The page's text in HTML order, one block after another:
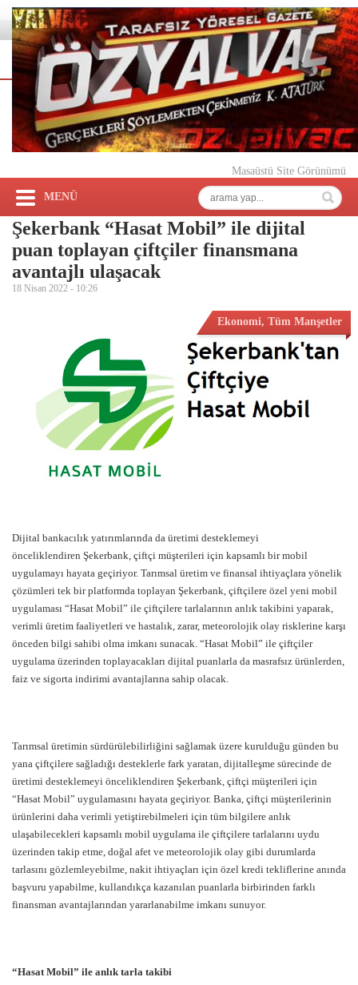
Masaüstü Site Görünümü
MENÜ
Şekerbank “Hasat Mobil” ile dijital
puan toplayan çiftçiler finansmana
avantajlı ulaşacak
18 Nisan 2022 - 10:26
Ekonomi, Tüm Manşetler
Dijital bankacılık yatırımlarında da üretimi desteklemeyi
önceliklendiren Şekerbank, çiftçi müşterileri için kapsamlı bir mobil
uygulamayı hayata geçiriyor. Tarımsal üretim ve finansal ihtiyaçlara yönelik
çözümleri tek bir platformda toplayan Şekerbank, çiftçilere özel yeni mobil
uygulaması “Hasat Mobil” ile çiftçilere tarlalarının anlık takibini yaparak,
verimli üretim faaliyetleri ve hastalık, zarar, meteorolojik olay risklerine karşı
önceden bilgi sahibi olma imkanı sunacak. “Hasat Mobil” ile çiftçiler
uygulama üzerinden toplayacakları dijital puanlarla da masrafsız ürünlerden,
faiz ve sigorta indirimi avantajlarına sahip olacak.
Tarımsal üretimin sürdürülebilirliğini sağlamak üzere kurulduğu günden bu
yana çiftçilere sağladığı desteklerle fark yaratan, dijitalleşme sürecinde de
üretimi desteklemeyi önceliklendiren Şekerbank, çiftçi müşterileri için
“Hasat Mobil” uygulamasını hayata geçiriyor. Banka, çiftçi müşterilerinin
ürünlerini daha verimli yetiştirebilmeleri için tüm bilgilere anlık
ulaşabilecekleri kapsamlı mobil uygulama ile çiftçilere tarlalarını uydu
üzerinden takip etme, doğal afet ve meteorolojik olay gibi durumlarda
tarlasını gözlemleyebilme, nakit ihtiyaçları için özel kredi tekliflerine anında
başvuru yapabilme, kullandıkça kazanılan puanlarla birbirinden farklı
finansman avantajlarından yararlanabilme imkanı sunuyor.
“Hasat Mobil” ile anlık tarla takibi